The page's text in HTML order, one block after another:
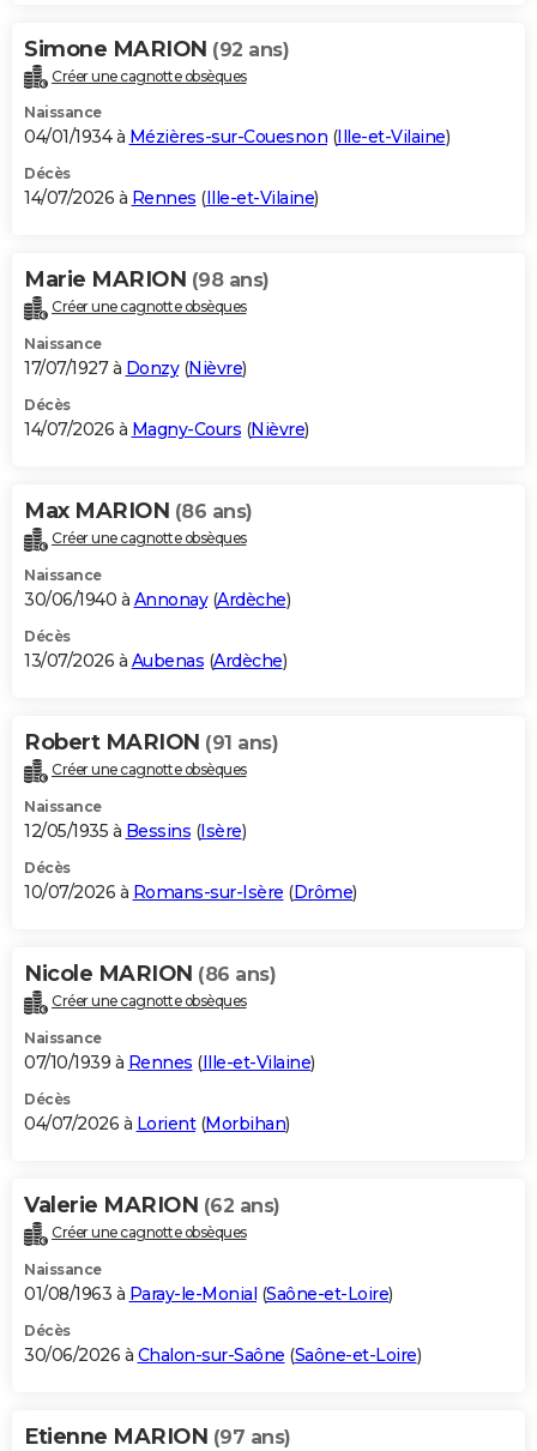
Simone MARION (92 ans)
Créer une cagnotte obsèques
Naissance
04/01/1934 à Mézières-sur-Couesnon (Ille-et-Vilaine)
Décès
14/07/2026 à Rennes (Ille-et-Vilaine)
Marie MARION (98 ans)
Créer une cagnotte obsèques
Naissance
17/07/1927 à Donzy(Nièvre)
Décès
14/07/2026 à Magny-Cours (Nièvre)
Max MARION (86 ans)
Créer une cagnotte obsèques
Naissance
30/06/1940 à Annonay(Ardèche)
Décès
13/07/2026 à Aubenas (Ardèche)
Robert MARION (91 ans)
Créer une cagnotte obsèques
Naissance
12/05/1935 à Bessins (Isère)
Décès
10/07/2026 à Romans-sur-Isère (Drôme)
Nicole MARION (86 ans)
Créer une cagnotte obsèques
Naissance
07/10/1939 à Rennes (Ille-et-Vilaine)
Décès
04/07/2026 à Lorient(Morbihan)
Valerie MARION (62 ans)
Créer une cagnotte obsèques
Naissance
01/08/1963 à Paray-le-Monial (Saône-et-Loire)
Décès
30/06/2026 à Chalon-sur-Saône (Saône-et-Loire)
Etienne MARION (97 ans)